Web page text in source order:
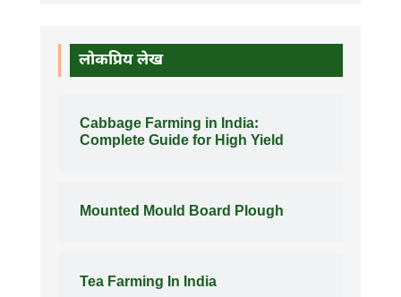
लोकप्रिय लेख
Cabbage Farming in India:
Complete Guide for High Yield
Mounted Mould Board Plough
Tea Farming In India